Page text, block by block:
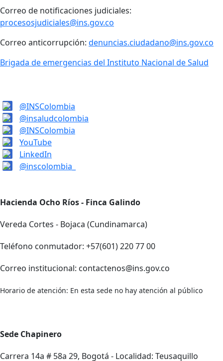
Correo de notificaciones judiciales:
procesosjudiciales@ins.gov.co
Correo anticorrupción: denuncias.ciudadano@ins.gov.co
Brigada de emergencias del Instituto Nacional de Salud
@INSColombia
@insaludcolombia
@INSColombia
YouTube
LinkedIn
@inscolombia_
Hacienda Ocho Ríos - Finca Galindo
Vereda Cortes - Bojaca (Cundinamarca)
Teléfono conmutador: +57(601) 220 77 00
Correo institucional: contactenos@ins.gov.co
Horario de atención: En esta sede no hay atención al público
Sede Chapinero
Carrera 14a # 58a 29, Bogotá - Localidad: Teusaquillo